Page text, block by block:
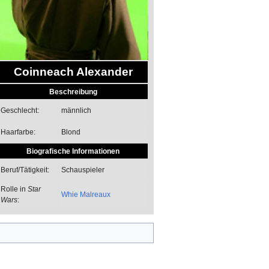
Coinneach Alexander
Beschreibung
Geschlecht: männlich
Haarfarbe: Blond
Biografische Informationen
Beruf/Tätigkeit: Schauspieler
Rolle in Star
Wars:
Whie Malreaux